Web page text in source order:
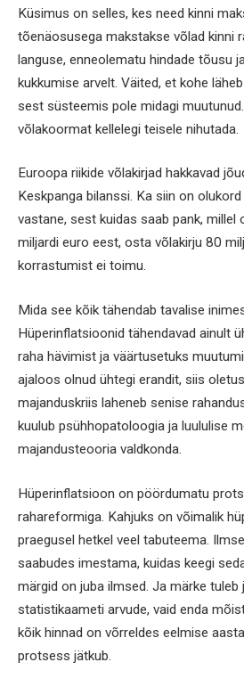
Küsimus on selles, kes need kinni
tõenäosusega makstakse võlad kinni
languse, enneolematu hindade tõusu
kukkumise arvelt. Väited, et kohe
sest süsteemis pole midagi
võlakoormat kellelegi teisele nihutada.
Euroopa riikide võlakirjad hakkavad
Keskpanga bilanssi. Ka siin on
vastane, sest kuidas saab pank, millel
miljardi euro eest, osta võlakirju 80
korrastumist ei toimu.
Mida see kõik tähendab tavalise
Hüperinflatsioonid tähendavad ainult
raha hävimist ja väärtusetuks
ajaloos olnud ühtegi erandit, siis
majanduskriis laheneb senise
kuulub psühhopatoloogia ja luululise
majandusteooria valdkonda.
Hüperinflatsioon on pöördumatu
rahareformiga. Kahjuks on võimalik
praegusel hetkel veel tabuteema.
saabudes imestama, kuidas keegi
märgid on juba ilmsed. Ja märke tuleb
statistikaameti arvude, vaid enda
kõik hinnad on võrreldes eelmise
protsess jätkub.